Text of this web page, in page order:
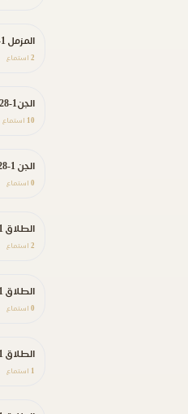
المزمل 1-20
2 استماع
الجن1-28 والمزمل1-20
10 استماع
الجن 1-28
0 استماع
الطلاق 1-7 و الضحى والشرح والتين والعلق
2 استماع
الطلاق 1-7 والبروج
0 استماع
الطلاق 1-7
1 استماع